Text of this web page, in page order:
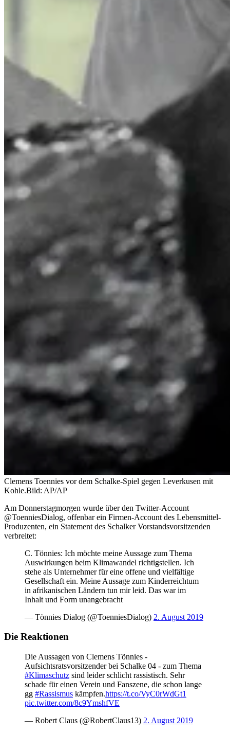
Clemens Toennies vor dem Schalke-Spiel gegen Leverkusen mit
Kohle.Bild: AP/AP
Am Donnerstagmorgen wurde über den Twitter-Account
@ToenniesDialog, offenbar ein Firmen-Account des Lebensmittel-
Produzenten, ein Statement des Schalker Vorstandsvorsitzenden
verbreitet:
C. Tönnies: Ich möchte meine Aussage zum Thema
Auswirkungen beim Klimawandel richtigstellen. Ich
stehe als Unternehmer für eine offene und vielfältige
Gesellschaft ein. Meine Aussage zum Kinderreichtum
in afrikanischen Ländern tun mir leid. Das war im
Inhalt und Form unangebracht
— Tönnies Dialog (@ToenniesDialog) 2. August 2019
Die Reaktionen
Die Aussagen von Clemens Tönnies -
Aufsichtsratsvorsitzender bei Schalke 04 - zum Thema
#Klimaschutz sind leider schlicht rassistisch. Sehr
schade für einen Verein und Fanszene, die schon lange
gg #Rassismus kämpfen.https://t.co/VyC0rWdGt1
pic.twitter.com/8c9YmshfVE
— Robert Claus (@RobertClaus13) 2. August 2019